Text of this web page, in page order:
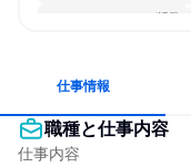
コミュニケーションが活発
仕事情報
職種と仕事内容
仕事内容